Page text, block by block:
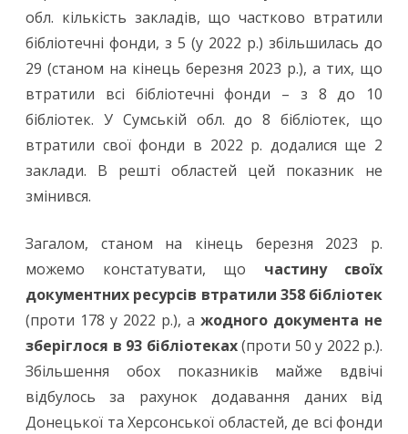
обл. кількість закладів, що частково втратили
бібліотечні фонди, з 5 (у 2022 р.) збільшилась до
29 (станом на кінець березня 2023 р.), а тих, що
втратили всі бібліотечні фонди – з 8 до 10
бібліотек. У Сумській обл. до 8 бібліотек, що
втратили свої фонди в 2022 р. додалися ще 2
заклади. В решті областей цей показник не
змінився.
Загалом, станом на кінець березня 2023 р.
можемо констатувати, що частину своїх
документних ресурсів втратили 358 бібліотек
(проти 178 у 2022 р.), а жодного документа не
зберіглося в 93 бібліотеках(проти 50 у 2022 р.).
Збільшення обох показників майже вдвічі
відбулось за рахунок додавання даних від
Донецької та Херсонської областей, де всі фонди